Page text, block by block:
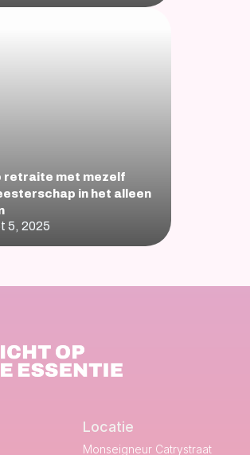
retraite met mezelf
in het alleen
5, 2025
Locatie
Monseigneur Catrystraat